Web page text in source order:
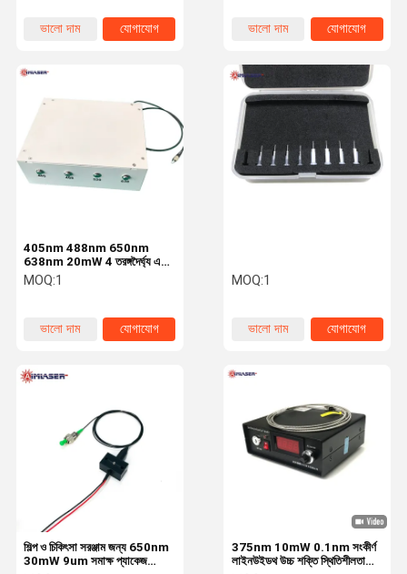
ভালো দাম যোগাযোগ
ভালো দাম যোগাযোগ
MOQ:1
ভালো দাম যোগাযোগ
405nm 488nm 650nm
638nm 20mW 4 তরঙ্গদৈর্ঘ্য একক
ফাইবার সংযুক্ত আউটপুট লেজার সিস্টেম
MOQ:1
ভালো দাম যোগাযোগ
375nm 10mW 0.1nm সংকীর্ণ
লাইনউইডথ উচ্চ শক্তি স্থিতিশীলতা
শিল্প ও চিকিৎসা সরঞ্জাম জন্য 650nm
30mW 9um সমাক্ষ প্যাকেজ